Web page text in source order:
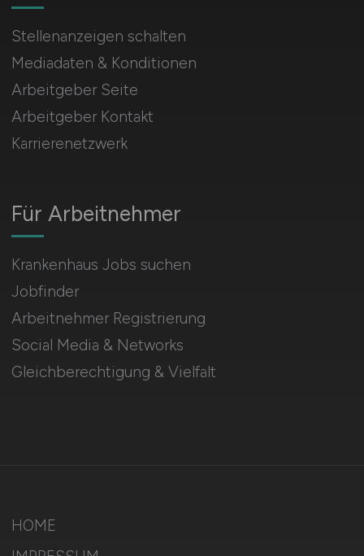
Für Arbeitnehmer
Krankenhaus Jobs suchen
Jobfinder
Arbeitnehmer Registrierung
Social Media & Networks
Gleichberechtigung & Vielfalt
Stellenanzeigen schalten
Mediadaten & Konditionen
Arbeitgeber Seite
Arbeitgeber Kontakt
Karrierenetzwerk
HOME